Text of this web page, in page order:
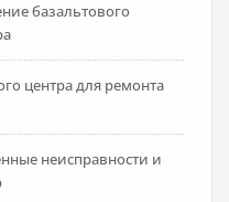
базальтового
центра для ремонта
неисправности и